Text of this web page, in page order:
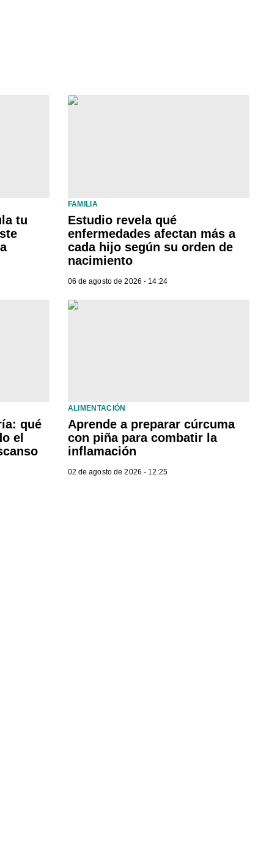
tu
FAMILIA
Estudio revela qué
enfermedades afectan más a
cada hijo según su orden de
nacimiento
06 de agosto de 2026 - 14:24
qué
el
ALIMENTACIÓN
Aprende a preparar cúrcuma
con piña para combatir la
inflamación
02 de agosto de 2026 - 12:25